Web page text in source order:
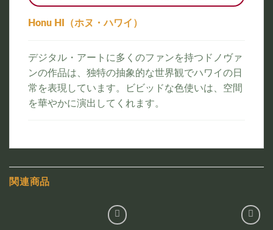
Honu HI（ホヌ・ハワイ）
デジタル・アートに多くのファンを持つドノヴァ
ンの作品は、独特の抽象的な世界観でハワイの日
常を表現しています。ビビッドな色使いは、空間
を華やかに演出してくれます。
関連商品